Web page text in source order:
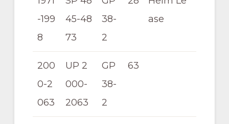
-199
8
45-48
73
38-
2
ase
200
0-2
063
UP 2
000-
2063
GP
38-
2
63